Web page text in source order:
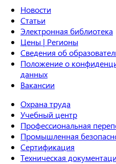
Новости
Статьи
Электронная библиотека
Цены | Регионы
Сведения об
Положение о
данных
Вакансии
Охрана труда
Учебный центр
Профессиональная
Промышленная
Сертификация
Техническая